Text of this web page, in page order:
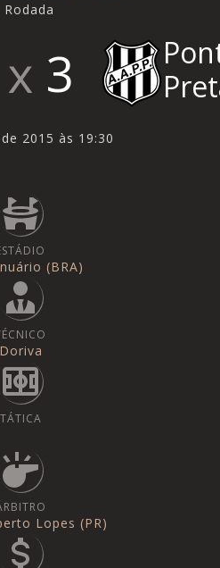
Rodada
3
2015 às 19:30
(BRA)
Doriva
TÁTICA
Lopes (PR)